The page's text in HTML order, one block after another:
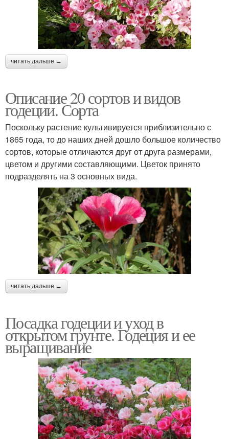
читать дальше →
Описание 20 сортов и видов
годеции. Сорта
Поскольку растение культивируется приблизительно с
1865 года, то до наших дней дошло большое количество
сортов, которые отличаются друг от друга размерами,
цветом и другими составляющими. Цветок принято
подразделять на 3 основных вида.
читать дальше →
Посадка годеции и уход в
открытом грунте. Годеция и ее
выращивание